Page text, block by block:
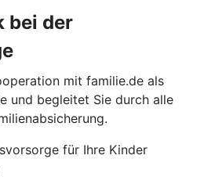
bei der
mit familie.de als
und begleitet Sie durch alle
für Ihre Kinder